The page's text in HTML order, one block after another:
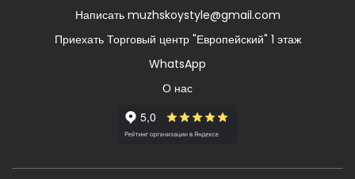
Написать muzhskoystyle@gmail.com
Приехать Торговый центр "Европейский" 1 этаж
WhatsApp
О нас